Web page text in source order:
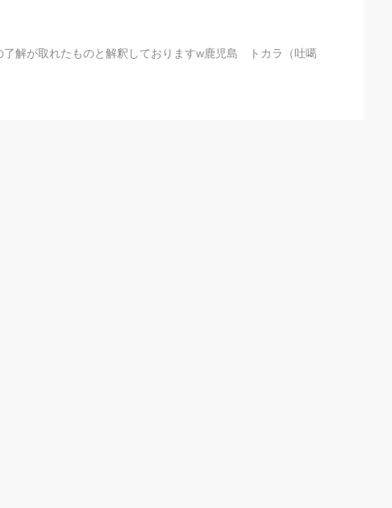
解が取れたものと解釈しておりますw鹿児島 トカラ（吐噶